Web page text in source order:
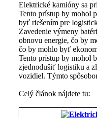
Elektrické kamióny sa
Tento prístup by mohol
byť riešením pre
Zavedenie výmeny
obnovu energie, čo by
čo by mohlo byť
Tento prístup by mohol
zjednodušiť logistiku a
vozidiel. Týmto
Celý článok nájdete tu: